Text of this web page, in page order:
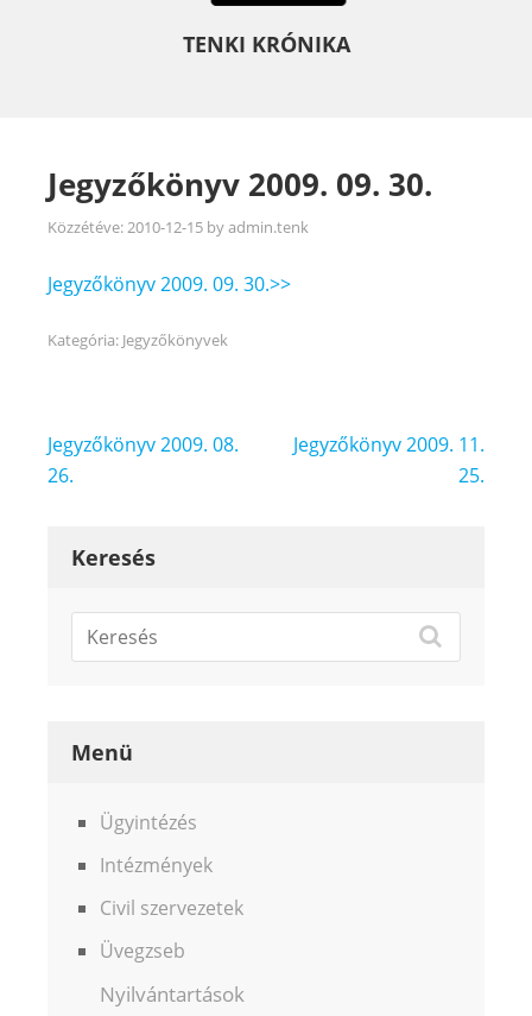
TENKI KRÓNIKA
Jegyzőkönyv 2009. 09. 30.
Közzétéve:2010-12-15 byadmin.tenk
Jegyzőkönyv 2009. 09. 30.>>
Kategória: Jegyzőkönyvek
Bejegyzés
navigáció
Jegyzőkönyv 2009. 08.
26.
Jegyzőkönyv 2009. 11.
25.
Keresés
Menü
Ügyintézés
Intézmények
Civil szervezetek
Üvegzseb
Nyilvántartások